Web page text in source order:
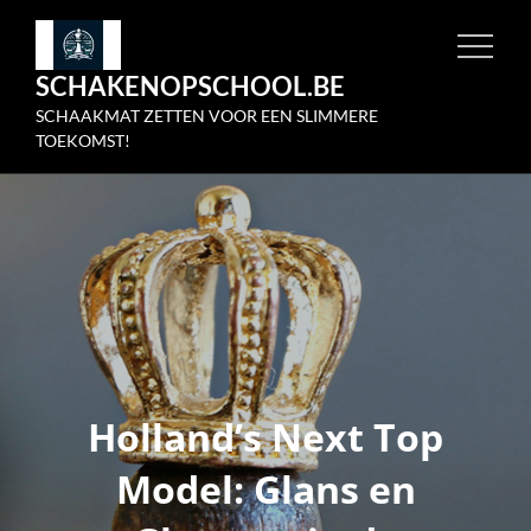
Skip
contentSCHAKENOPSCHOOL.BE
SCHAAKMAT ZETTEN VOOR EEN SLIMMERE
TOEKOMST!
Holland’s Next Top
Model: Glans en